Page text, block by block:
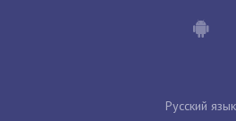
Русский язык